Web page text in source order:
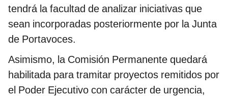
tendrá la facultad de analizar iniciativas que
sean incorporadas posteriormente por la Junta
de Portavoces.
Asimismo, la Comisión Permanente quedará
habilitada para tramitar proyectos remitidos por
el Poder Ejecutivo con carácter de urgencia,